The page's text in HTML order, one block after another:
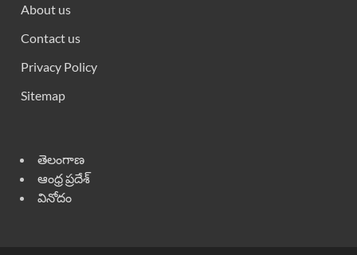
About us
Contact us
Privacy Policy
Sitemap
తెలంగాణ
ఆంధ్ర ప్రదేశ్
వినోదం